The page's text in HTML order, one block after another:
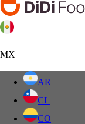
MX
AR
CL
CO